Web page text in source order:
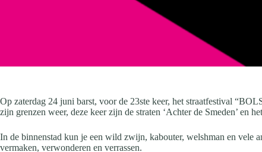
Op zaterdag 24 juni barst, voor de 23ste keer, het straatfestival
zijn grenzen weer, deze keer zijn de straten ‘Achter de Smeden’ en
In de binnenstad kun je een wild zwijn, kabouter, welshman en vele
vermaken, verwonderen en verrassen.